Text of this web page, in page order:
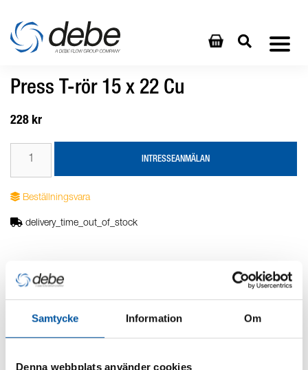
Samtycke Information Om
Denna webbplats använder cookies
Press T-rör 15 x 22 Cu
228 kr
INTRESSEANMÄLAN
Beställningsvara
delivery_time_out_of_stock
Produktbeskrivning